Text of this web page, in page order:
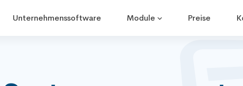
Unternehmenssoftware Module Preise